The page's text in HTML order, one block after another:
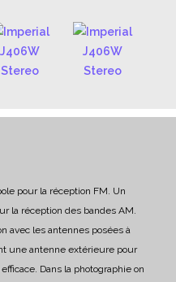
pour la réception FM. Un
la réception des bandes AM.
avec les antennes posées à
une antenne extérieure pour
Dans la photographie on